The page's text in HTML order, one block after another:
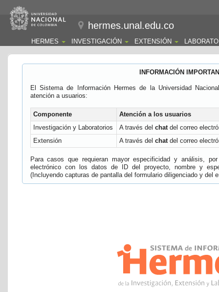
hermes.unal.edu.co
HERMES INVESTIGACIÓN EXTENSIÓN
INFORMACIÓN
El Sistema de Información Hermes de la Universidad
atención a usuarios:
Componente
Atención a los usuarios
Investigación y Laboratorios
A través del chatdel correo
Extensión
A través del chatdel correo
Para casos que requieran mayor especificidad y análisis,
electrónico con los datos de ID del proyecto, nombre y
(Incluyendo capturas de pantalla del formulario diligenciado y del